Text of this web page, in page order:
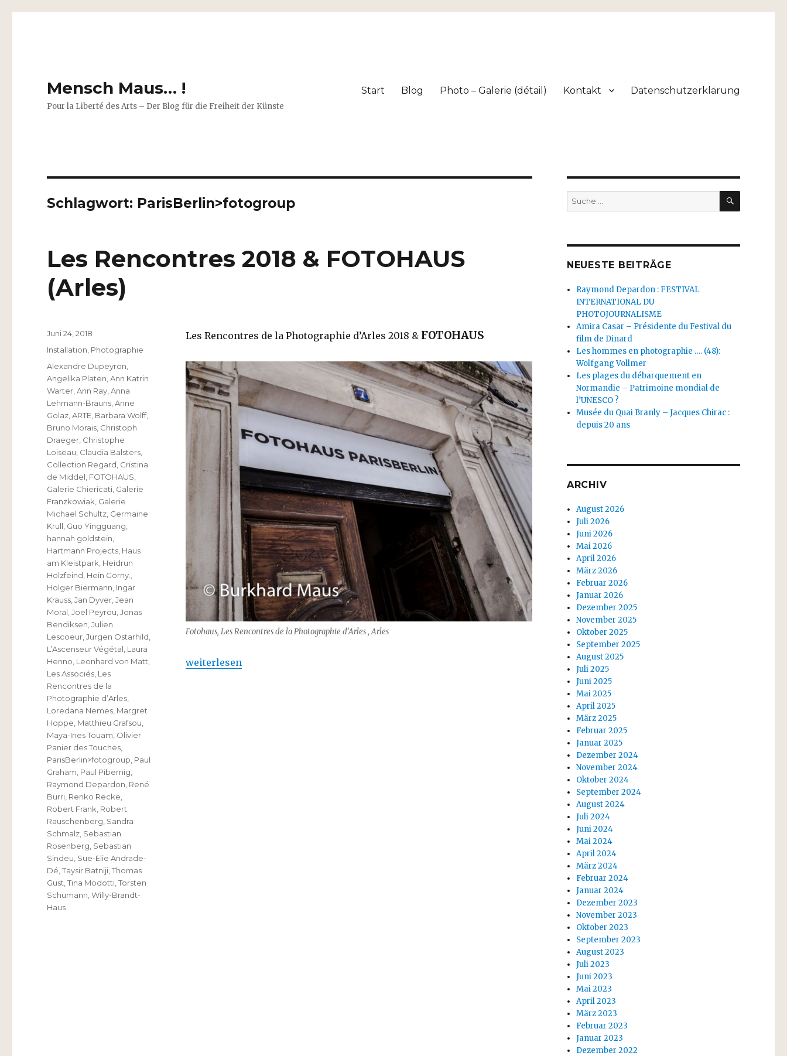
Mensch Maus… !
Pour la Liberté des Arts – Der Blog für die Freiheit der Künste
Start Blog Photo – Galerie (détail) Kontakt Datenschutzerklärung
Schlagwort: ParisBerlin>fotogroup
Les Rencontres 2018 & FOTOHAUS
(Arles)
Les Rencontres de la Photographie d’Arles 2018 &FOTOHAUS
Fotohaus, Les Rencontres de la Photographie d’Arles , Arles
„Les Rencontres 2018 & FOTOHAUS (Arles)“
weiterlesen
Veröffentlicht
Juni 24, 2018
Kategorien
Installation Photographie
Schlagwörter
Alexandre Dupeyron
Angelika Platen ,Ann Katrin
Warter ,Ann Ray ,Anna
Lehmann-Brauns ,Anne
Golaz ,ARTE Barbara Wolff,
Bruno Morais Christoph
Draeger Christophe
Loiseau Claudia Balsters
Collection Regard Cristina
de Middel FOTOHAUS
Galerie Chiericati Galerie
Franzkowiak Galerie
Michael Schultz Germaine
Krull Guo Yingguang
hannah goldstein
Hartmann Projects Haus
am Kleistpark Heidrun
Holzfeind Hein Gorny.
Holger Biermann Ingar
Krauss ,Jan Dyver ,Jean
Moral ,Joël Peyrou ,Jonas
Bendiksen ,Julien
Lescoeur ,Jurgen Ostarhild
L’Ascenseur Végétal Laura
Henno Leonhard von Matt
Les Associés Les
Rencontres de la
Photographie d’Arles
Loredana Nemes Margret
Hoppe Matthieu Grafsou
Maya-Ines Touam Olivier
Panier des Touches
ParisBerlin>fotogroup Paul
Graham Paul Pibernig
Raymond Depardon René
Burri Renko Recke
Robert Frank Robert
Rauschenberg Sandra
Schmalz Sebastian
Rosenberg Sebastian
Sindeu Sue-Elie Andrade-
Dé ,Taysir Batniji ,Thomas
Gust ,Tina Modotti ,Torsten
Schumann ,Willy-Brandt-
Haus
Suche
nach:
SUCHEN
NEUESTE BEITRÄGE
Raymond Depardon : FESTIVAL
INTERNATIONAL DU
PHOTOJOURNALISME
Amira Casar – Présidente du Festival du
film de Dinard
Les hommes en photographie …. (48):
Wolfgang Vollmer
Les plages du débarquement en
Normandie – Patrimoine mondial de
l’UNESCO ?
Musée du Quai Branly – Jacques Chirac :
depuis 20 ans
ARCHIV
August 2026
Juli 2026
Juni 2026
Mai 2026
April 2026
März 2026
Februar 2026
Januar 2026
Dezember 2025
November 2025
Oktober 2025
September 2025
August 2025
Juli 2025
Juni 2025
Mai 2025
April 2025
März 2025
Februar 2025
Januar 2025
Dezember 2024
November 2024
Oktober 2024
September 2024
August 2024
Juli 2024
Juni 2024
Mai 2024
April 2024
März 2024
Februar 2024
Januar 2024
Dezember 2023
November 2023
Oktober 2023
September 2023
August 2023
Juli 2023
Juni 2023
Mai 2023
April 2023
März 2023
Februar 2023
Januar 2023
Dezember 2022